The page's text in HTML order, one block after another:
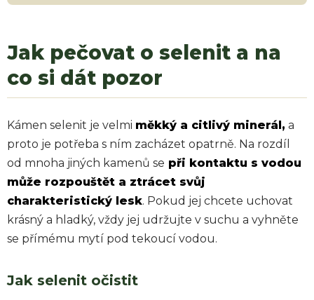
Jak pečovat o selenit a na
co si dát pozor
Kámen selenit je velmi měkký a citlivý minerál, a
proto je potřeba s ním zacházet opatrně. Na rozdíl
od mnoha jiných kamenů se při kontaktu s vodou
může rozpouštět a ztrácet svůj
charakteristický lesk. Pokud jej chcete uchovat
krásný a hladký, vždy jej udržujte v suchu a vyhněte
se přímému mytí pod tekoucí vodou.
Jak selenit očistit